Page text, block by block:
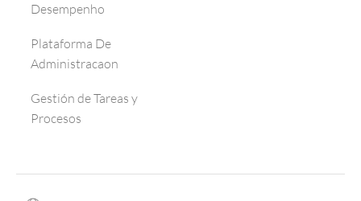
Desempenho
Plataforma De
Administracaon
Gestión de Tareas y
Procesos